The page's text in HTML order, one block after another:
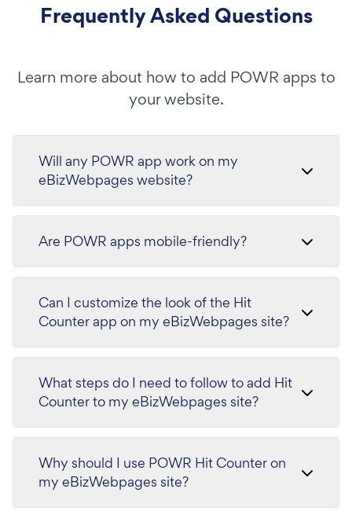
Frequently Asked Questions
Learn more about how to add POWR apps to
your website.
Will any POWR app work on my
eBizWebpages website?
Are POWR apps mobile-friendly?
Can I customize the look of the Hit
Counter app on my eBizWebpages site?
What steps do I need to follow to add Hit
Counter to my eBizWebpages site?
Why should I use POWR Hit Counter on
my eBizWebpages site?